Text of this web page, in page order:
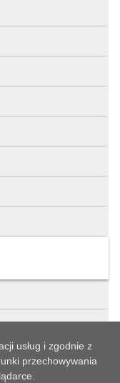
usług i zgodnie z
przechowywania